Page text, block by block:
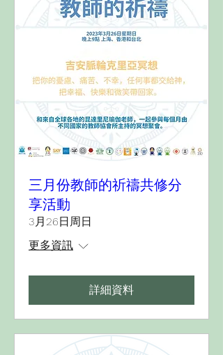
三月份教師的祈禱共修分
享活動
3月26日周日
更多資訊
詳細資料